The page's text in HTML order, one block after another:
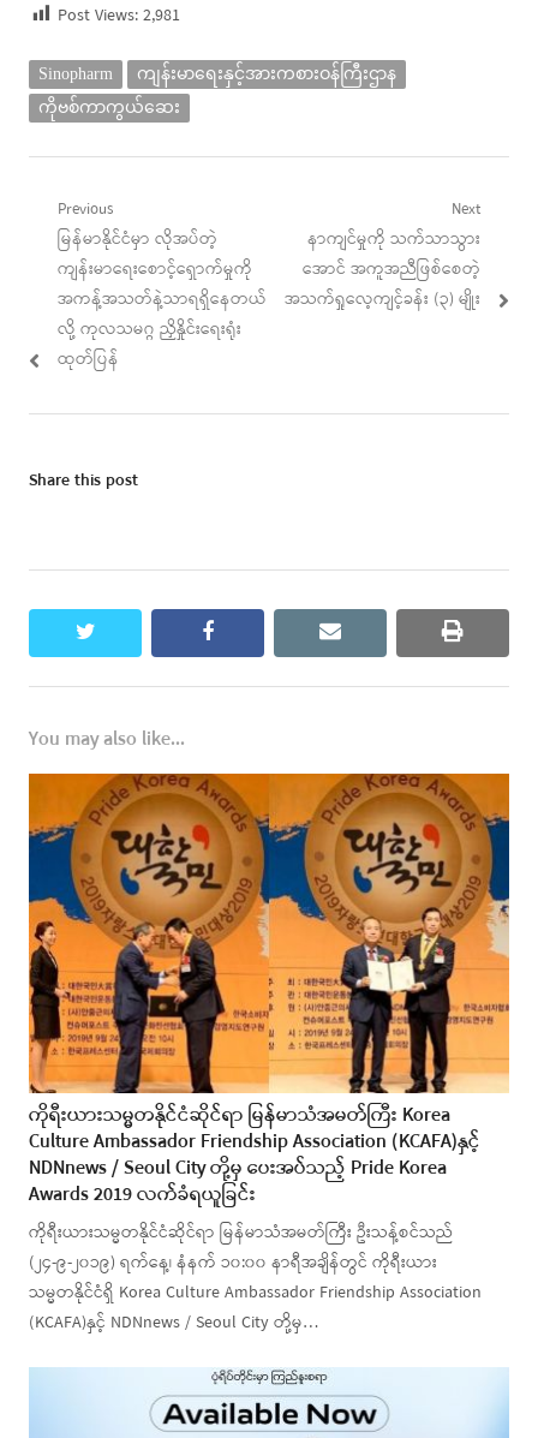
Post Views:2,981
Sinopharm
ကျန်းမာရေးနှင့်အားကစားဝန်ကြီးဌာန
ကိုဗစ်ကာကွယ်ဆေး
Post
navigation
Previous
Previous
post:
မြန်မာနိုင်ငံမှာ လိုအပ်တဲ့
ကျန်းမာရေးစောင့်ရှောက်မှုကို
အကန့်အသတ်နဲ့သာရရှိနေတယ်
လို့ ကုလသမဂ္ဂ ညှိနှိုင်းရေးရုံး
ထုတ်ပြန်
Next
Next
post:
နာကျင်မှုကို သက်သာသွား
အောင် အကူအညီဖြစ်စေတဲ့
အသက်ရှုလေ့ကျင့်ခန်း (၃) မျိုး
Share this post
twitter facebook email print
You may also like...
ကိုရီးယားသမ္မတနိုင်ငံဆိုင်ရာ မြန်မာသံအမတ်ကြီး Korea
Culture Ambassador Friendship Association (KCAFA)နှင့်
NDNnews / Seoul City တို့မှ ပေးအပ်သည့် Pride Korea
Awards 2019 လက်ခံရယူခြင်း
ကိုရီးယားသမ္မတနိုင်ငံဆိုင်ရာ မြန်မာသံအမတ်ကြီး ဦးသန့်စင်သည်
(၂၄-၉-၂၀၁၉) ရက်နေ့၊ နံနက် ၁၀:၀၀ နာရီအချိန်တွင် ကိုရီးယား
သမ္မတနိုင်ငံရှိ Korea Culture Ambassador Friendship Association
(KCAFA)နှင့် NDNnews / Seoul City တို့မှ…